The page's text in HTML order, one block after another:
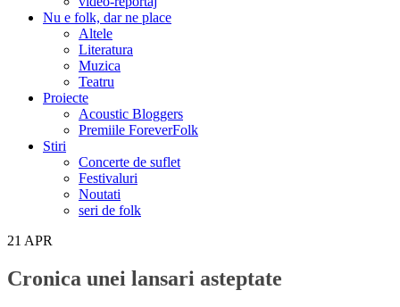
Nu e folk, dar ne place
Altele
Literatura
Muzica
Teatru
Proiecte
Acoustic Bloggers
Premiile ForeverFolk
Stiri
Concerte de suflet
Festivaluri
Noutati
seri de folk
21 APR
Cronica unei lansari asteptate